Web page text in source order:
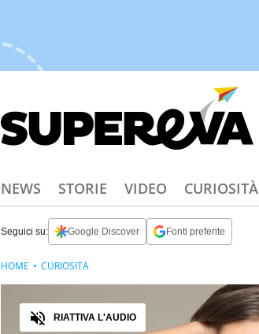
NEWS STORIE VIDEO CURIOSITÀ
Seguici su: Google Discover Fonti preferite
Audio
RIATTIVA L'AUDIO
HOME CURIOSITÀ